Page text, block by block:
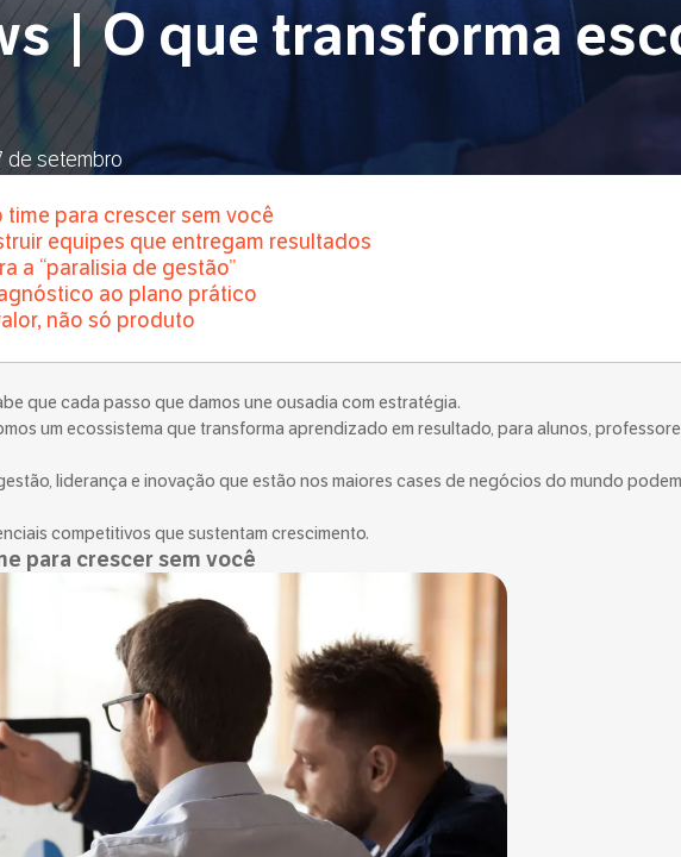
| O que transforma
de setembro
para crescer sem você
equipes que entregam resultados
a “paralisia de gestão”
ao plano prático
não só produto
que cada passo que damos une ousadia com estratégia.
um ecossistema que transforma aprendizado em resultado, para alunos,
liderança e inovação que estão nos maiores cases de negócios do mundo podem
competitivos que sustentam crescimento.
para crescer sem você